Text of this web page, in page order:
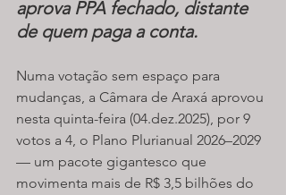
aprova PPA fechado, distante
de quem paga a conta.
Numa votação sem espaço para
mudanças, a Câmara de Araxá aprovou
nesta quinta-feira (04.dez.2025), por 9
votos a 4, o Plano Plurianual 2026–2029
— um pacote gigantesco que
movimenta mais de R$ 3,5 bilhões do